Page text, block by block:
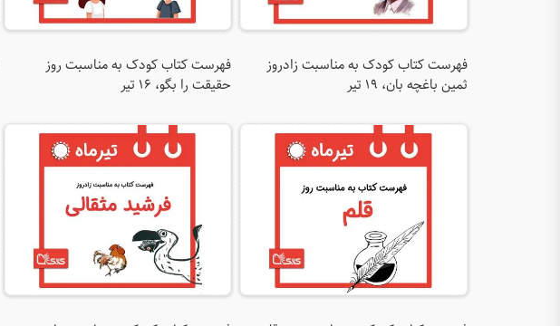
فهرست کتاب کودک به مناسبت زادروز
ثمین باغچه بان، 19 تیر
فهرست کتاب کودک به مناسبت روز
حقیقت را بگو، 16 تیر